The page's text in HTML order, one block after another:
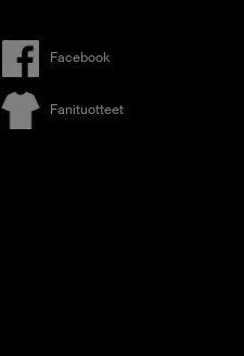
Facebook
Fanituotteet